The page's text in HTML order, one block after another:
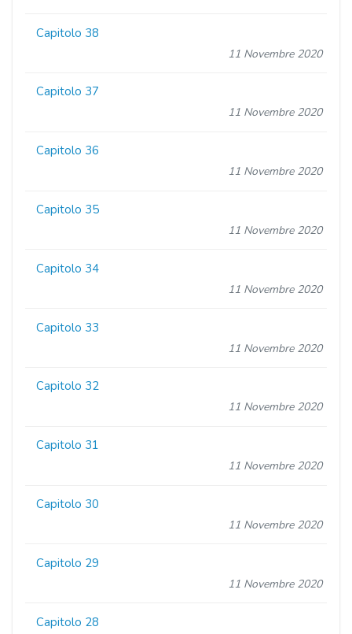
Capitolo 38
11 Novembre 2020
Capitolo 37
11 Novembre 2020
Capitolo 36
11 Novembre 2020
Capitolo 35
11 Novembre 2020
Capitolo 34
11 Novembre 2020
Capitolo 33
11 Novembre 2020
Capitolo 32
11 Novembre 2020
Capitolo 31
11 Novembre 2020
Capitolo 30
11 Novembre 2020
Capitolo 29
11 Novembre 2020
Capitolo 28